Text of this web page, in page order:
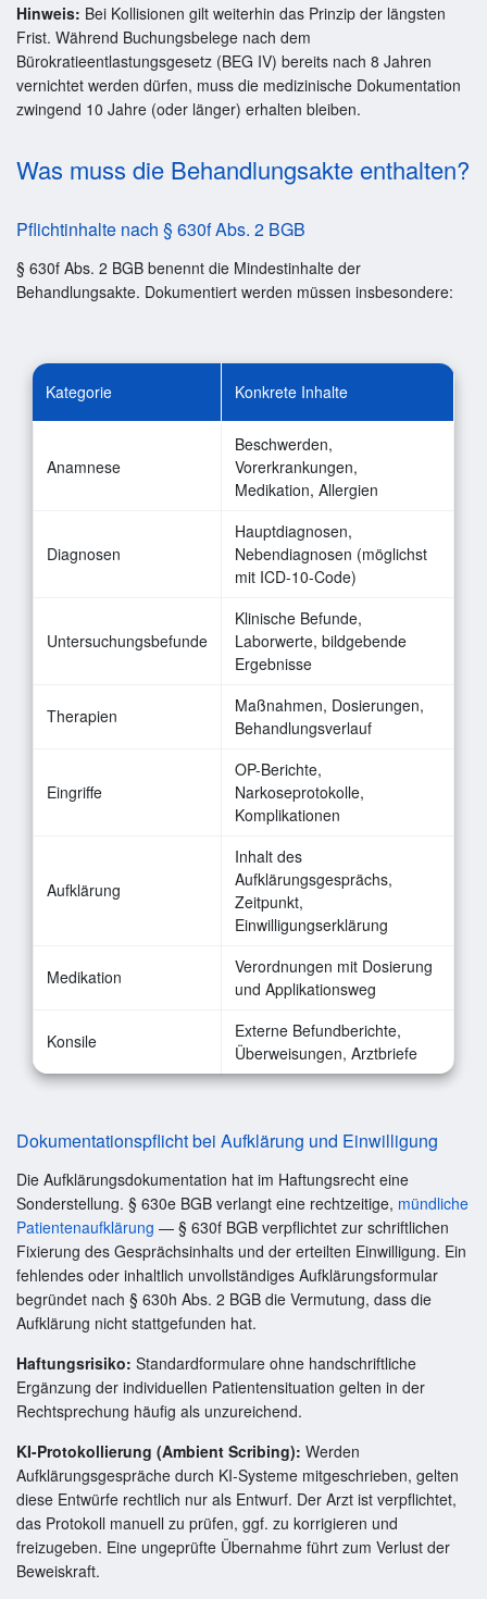
Hinweis: Bei Kollisionen gilt weiterhin das Prinzip der längsten
Frist. Während Buchungsbelege nach dem
Bürokratieentlastungsgesetz (BEG IV) bereits nach 8 Jahren
vernichtet werden dürfen, muss die medizinische Dokumentation
zwingend 10 Jahre (oder länger) erhalten bleiben.
Was muss die Behandlungsakte enthalten?
Pflichtinhalte nach § 630f Abs. 2 BGB
§ 630f Abs. 2 BGB benennt die Mindestinhalte der
Behandlungsakte. Dokumentiert werden müssen insbesondere:
Kategorie Konkrete Inhalte
Anamnese
Beschwerden,
Vorerkrankungen,
Medikation, Allergien
Diagnosen
Hauptdiagnosen,
Nebendiagnosen (möglichst
mit ICD-10-Code)
Untersuchungsbefunde
Klinische Befunde,
Laborwerte, bildgebende
Ergebnisse
Therapien
Maßnahmen, Dosierungen,
Behandlungsverlauf
Eingriffe
OP-Berichte,
Narkoseprotokolle,
Komplikationen
Aufklärung
Inhalt des
Aufklärungsgesprächs,
Zeitpunkt,
Einwilligungserklärung
Medikation
Verordnungen mit Dosierung
und Applikationsweg
Konsile
Externe Befundberichte,
Überweisungen, Arztbriefe
Dokumentationspflicht bei Aufklärung und Einwilligung
Die Aufklärungsdokumentation hat im Haftungsrecht eine
Sonderstellung. § 630e BGB verlangt eine rechtzeitige, mündliche
Patientenaufklärung — § 630f BGB verpflichtet zur schriftlichen
Fixierung des Gesprächsinhalts und der erteilten Einwilligung. Ein
fehlendes oder inhaltlich unvollständiges Aufklärungsformular
begründet nach § 630h Abs. 2 BGB die Vermutung, dass die
Aufklärung nicht stattgefunden hat.
Haftungsrisiko: Standardformulare ohne handschriftliche
Ergänzung der individuellen Patientensituation gelten in der
Rechtsprechung häufig als unzureichend.
KI-Protokollierung (Ambient Scribing): Werden
Aufklärungsgespräche durch KI-Systeme mitgeschrieben, gelten
diese Entwürfe rechtlich nur als Entwurf. Der Arzt ist verpflichtet,
das Protokoll manuell zu prüfen, ggf. zu korrigieren und
freizugeben. Eine ungeprüfte Übernahme führt zum Verlust der
Beweiskraft.